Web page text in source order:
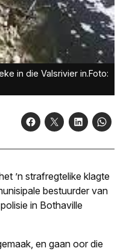
in die Valsrivier in.Foto:
’n strafregtelike klagte
bestuurder van
in Bothaville
en gaan oor die